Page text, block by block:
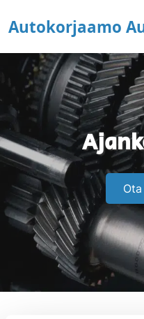
Autokorjaamo